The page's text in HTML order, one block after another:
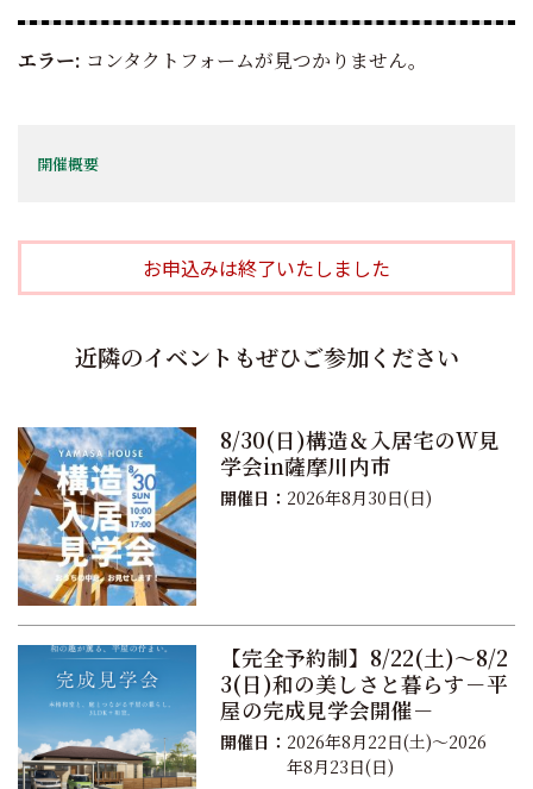
エラー: コンタクトフォームが見つかりません。
開催概要
お申込みは終了いたしました
近隣のイベントもぜひご参加ください
8/30(日)構造＆入居宅のW見
学会in薩摩川内市
開催日： 2026年8月30日(日)
【完全予約制】8/22(土)～8/2
3(日)和の美しさと暮らす－平
屋の完成見学会開催－
開催日： 2026年8月22日(土)～2026
年8月23日(日)